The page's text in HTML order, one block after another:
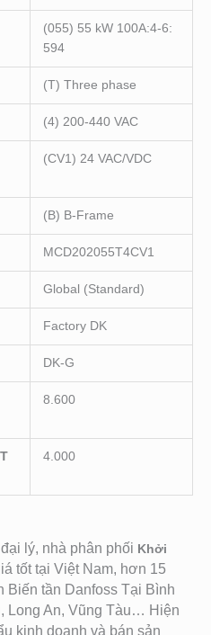
(055) 55 kW 100A:4-6:
594
(T) Three phase
(4) 200-440 VAC
(CV1) 24 VAC/VDC
(B) B-Frame
MCD202055T4CV1
Global (Standard)
Factory DK
DK-G
8.600
4.000
lý, nhà phân phối Khởi
tốt tại Việt Nam, hơn 15
Biến tần Danfoss Tại Bình
Long An, Vũng Tàu… Hiện
kinh doanh và bán sản